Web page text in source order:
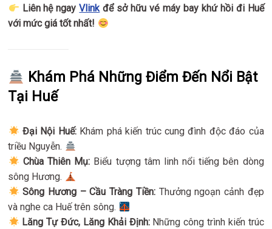
Liên hệ ngayVlinkđể sở hữu vé máy bay khứ hồi đi Huế
với mức giá tốt nhất!
Khám Phá Những Điểm Đến Nổi Bật
Tại Huế
Đại Nội Huế:Khám phá kiến trúc cung đình độc đáo của
triều Nguyễn.
Chùa Thiên Mụ: Biểu tượng tâm linh nổi tiếng bên dòng
sông Hương.
Sông Hương – Cầu Tràng Tiền:Thưởng ngoạn cảnh đẹp
và nghe ca Huế trên sông.
Lăng Tự Đức, Lăng Khải Định:Những công trình kiến trúc